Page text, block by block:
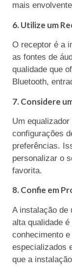
mais
6. Utilize um
O receptor é a
as fontes de
qualidade que
Bluetooth,
7. Considere
Um
configurações
preferências.
personalizar o
favorita.
8. Confie em
A instalação de
alta qualidade
conhecimento
especializados
que a